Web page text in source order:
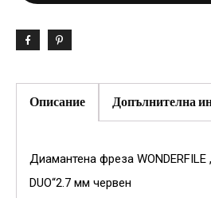
Описание Допълнителна
Диамантена фреза
DUO“2.7 мм червен